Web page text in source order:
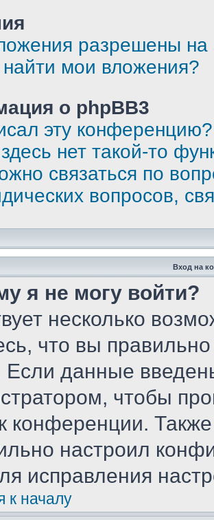
разрешены
мои вложения?
о phpBB3
эту конференцию?
нет такой-то
связаться по
вопросов,
Вход на
я не могу войти?
несколько
что вы
Если данные
чтобы
конференции.
настроил
исправления
к началу